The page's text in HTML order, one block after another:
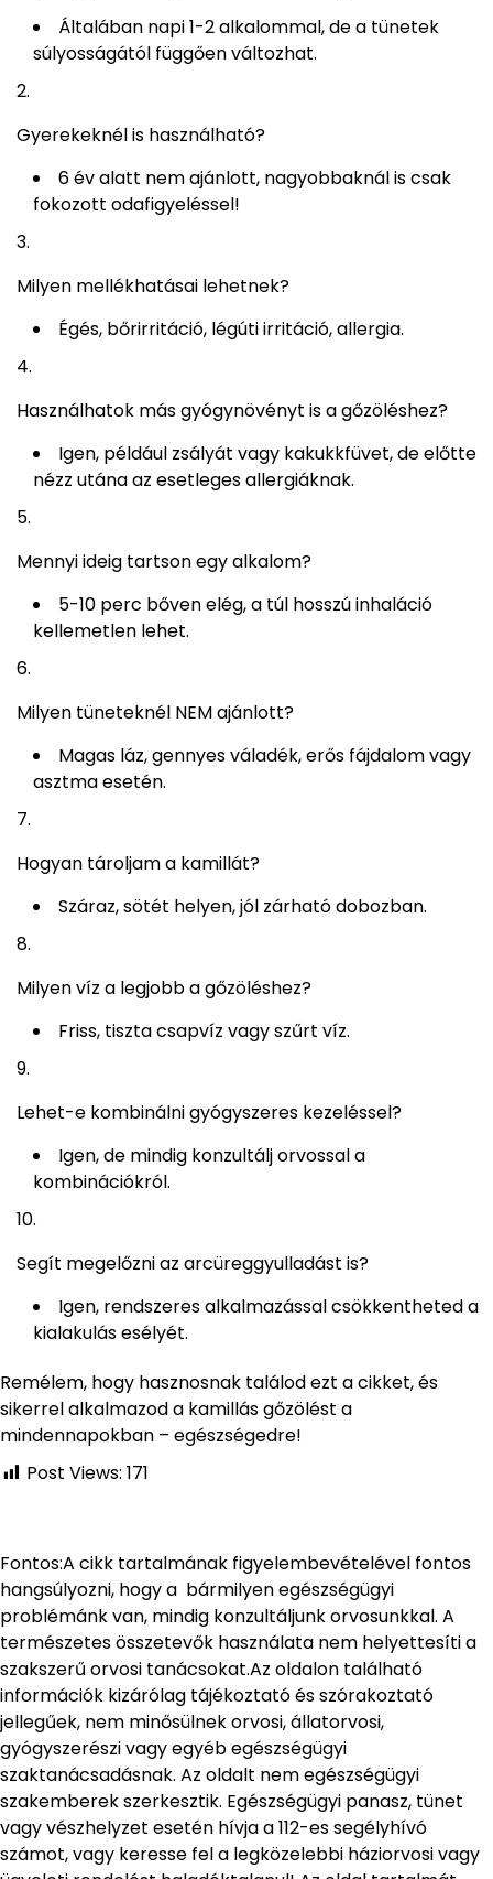
Általában napi 1-2 alkalommal, de a tünetek
súlyosságától függően változhat.
Gyerekeknél is használható?
6 év alatt nem ajánlott, nagyobbaknál is csak
fokozott odafigyeléssel!
Milyen mellékhatásai lehetnek?
Égés, bőrirritáció, légúti irritáció, allergia.
Használhatok más gyógynövényt is a gőzöléshez?
Igen, például zsályát vagy kakukkfüvet, de előtte
nézz utána az esetleges allergiáknak.
Mennyi ideig tartson egy alkalom?
5-10 perc bőven elég, a túl hosszú inhaláció
kellemetlen lehet.
Milyen tüneteknél NEM ajánlott?
Magas láz, gennyes váladék, erős fájdalom vagy
asztma esetén.
Hogyan tároljam a kamillát?
Száraz, sötét helyen, jól zárható dobozban.
Milyen víz a legjobb a gőzöléshez?
Friss, tiszta csapvíz vagy szűrt víz.
Lehet-e kombinálni gyógyszeres kezeléssel?
Igen, de mindig konzultálj orvossal a
kombinációkról.
Segít megelőzni az arcüreggyulladást is?
Igen, rendszeres alkalmazással csökkentheted a
kialakulás esélyét.
Remélem, hogy hasznosnak találod ezt a cikket, és
sikerrel alkalmazod a kamillás gőzölést a
mindennapokban – egészségedre!
Post Views: 171
Fontos:A cikk tartalmának figyelembevételével fontos
hangsúlyozni, hogy a bármilyen egészségügyi
problémánk van, mindig konzultáljunk orvosunkkal. A
természetes összetevők használata nem helyettesíti a
szakszerű orvosi tanácsokat.Az oldalon található
információk kizárólag tájékoztató és szórakoztató
jellegűek, nem minősülnek orvosi, állatorvosi,
gyógyszerészi vagy egyéb egészségügyi
szaktanácsadásnak. Az oldalt nem egészségügyi
szakemberek szerkesztik. Egészségügyi panasz, tünet
vagy vészhelyzet esetén hívja a 112-es segélyhívó
számot, vagy keresse fel a legközelebbi háziorvosi vagy